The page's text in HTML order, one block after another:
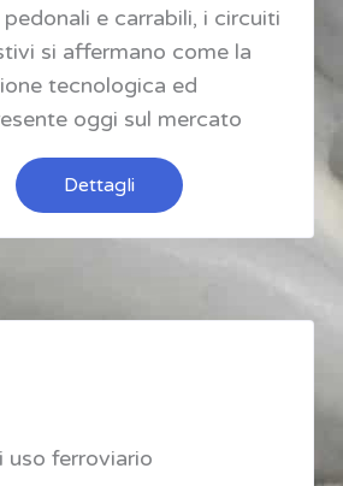
e carrabili, i circuiti
si affermano come la
tecnologica ed
oggi sul mercato
Dettagli
uso ferroviario